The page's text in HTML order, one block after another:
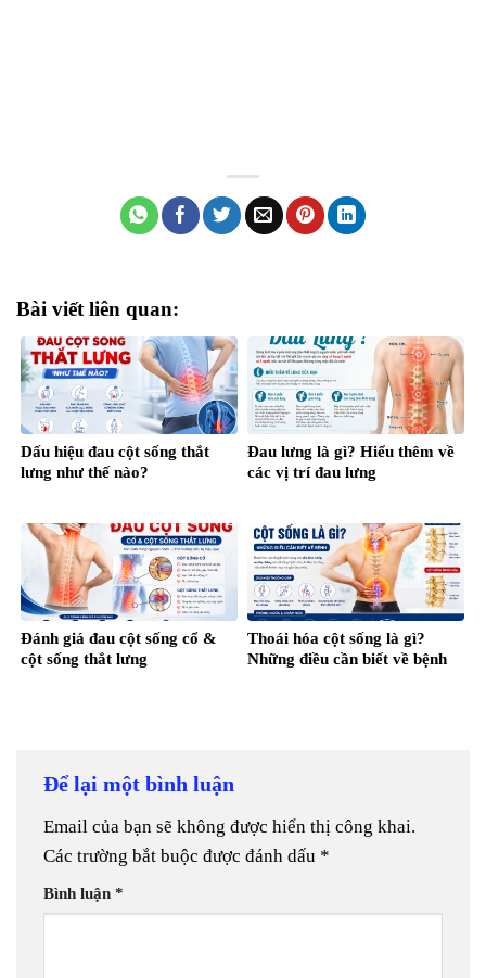
Bài viết liên quan:
Dấu hiệu đau cột sống thắt
lưng như thế nào?
Đau lưng là gì? Hiểu thêm về
các vị trí đau lưng
Đánh giá đau cột sống cổ &
cột sống thắt lưng
Thoái hóa cột sống là gì?
Những điều cần biết về bệnh
Để lại một bình luận
Email của bạn sẽ không được hiển thị công khai.
Các trường bắt buộc được đánh dấu *
Bình luận *